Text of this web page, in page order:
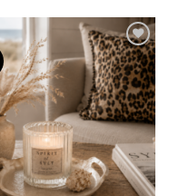
Add to
wishlist